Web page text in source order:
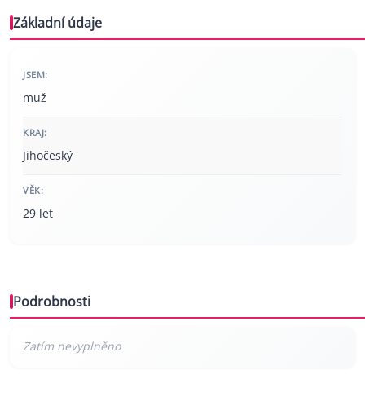
Základní údaje
JSEM:
muž
KRAJ:
Jihočeský
VĚK:
29 let
Podrobnosti